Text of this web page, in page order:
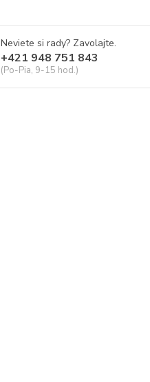
Neviete si rady? Zavolajte.
+421 948 751 843
(Po-Pia, 9-15 hod.)